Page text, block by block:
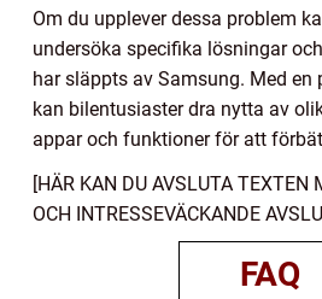
Om du upplever dessa problem
undersöka specifika lösningar
har släppts av Samsung. Med
kan bilentusiaster dra nytta av
appar och funktioner för att
[HÄR KAN DU AVSLUTA TEXTEN
OCH INTRESSEVÄCKANDE
FAQ